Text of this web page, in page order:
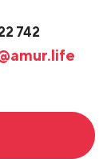
742